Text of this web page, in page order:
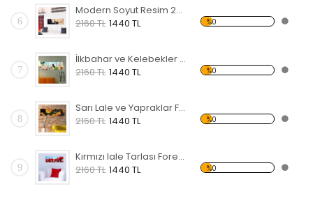
6
Modern Soyut Resim 24 Forex Tablo
2160 TL 1440 TL %0
7
İlkbahar ve Kelebekler Forex Tablo
2160 TL 1440 TL %0
8
Sarı Lale ve Yapraklar Forex Tablo
2160 TL 1440 TL %0
9
Kırmızı lale Tarlası Forex Tablo
2160 TL 1440 TL %0